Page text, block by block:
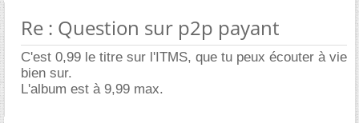
Re : Question sur p2p payant
C'est 0,99 le titre sur l'ITMS, que tu peux écouter à vie
bien sur.
L'album est à 9,99 max.